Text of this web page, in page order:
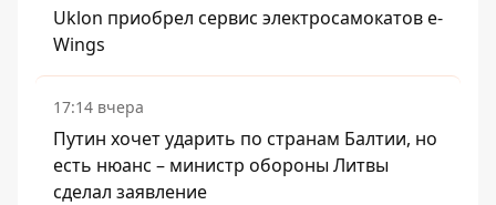
Uklon приобрел сервис электросамокатов e-
Wings
17:14 вчера
Путин хочет ударить по странам Балтии, но
есть нюанс – министр обороны Литвы
сделал заявление